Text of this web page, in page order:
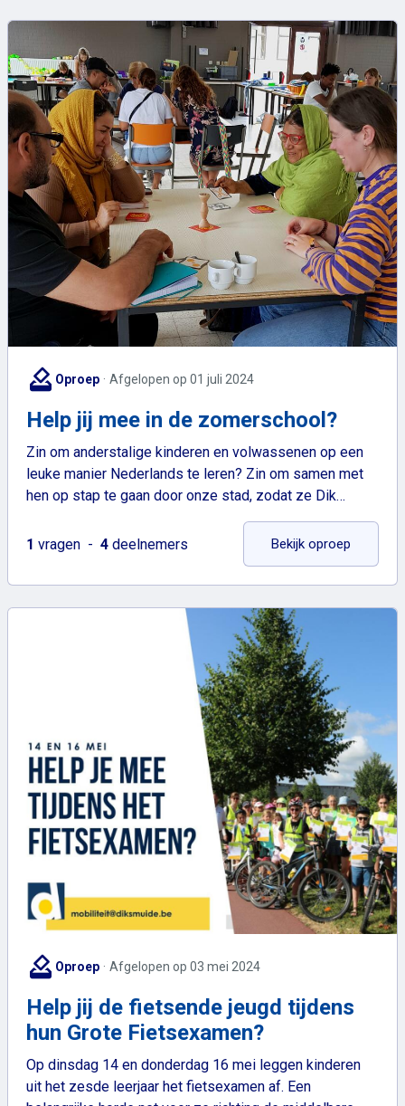
how_to_vote Oproep Afgelopen op 01 juli 2024
Help jij mee in de zomerschool?
Zin om anderstalige kinderen en volwassenen op een
leuke manier Nederlands te leren? Zin om samen met
hen op stap te gaan door onze stad, zodat ze Dik…
1 vragen 4 deelnemers Bekijk oproep
how_to_vote Oproep Afgelopen op 03 mei 2024
Help jij de fietsende jeugd tijdens
hun Grote Fietsexamen?
Op dinsdag 14 en donderdag 16 mei leggen kinderen
uit het zesde leerjaar het fietsexamen af. Een